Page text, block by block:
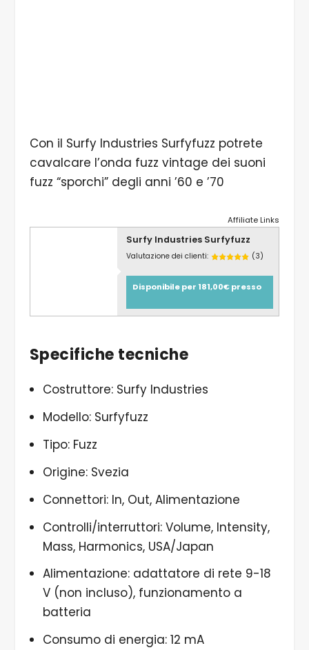
Con il Surfy Industries Surfyfuzz potrete
cavalcare l’onda fuzz vintage dei suoni
fuzz “sporchi” degli anni ’60 e ’70
Affiliate Links
Surfy Industries Surfyfuzz
Valutazione dei clienti: (3)
Disponibile per 181,00€ presso
Specifiche tecniche
Costruttore: Surfy Industries
Modello: Surfyfuzz
Tipo: Fuzz
Origine: Svezia
Connettori: In, Out, Alimentazione
Controlli/interruttori: Volume, Intensity,
Mass, Harmonics, USA/Japan
Alimentazione: adattatore di rete 9-18
V (non incluso), funzionamento a
batteria
Consumo di energia: 12 mA